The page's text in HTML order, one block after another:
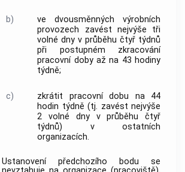
b)
ve dvousměnných výrobních
provozech zavést nejvýše tři
volné dny v průběhu čtyř týdnů
při postupném zkracování
pracovní doby až na 43 hodiny
týdně;
c)
zkrátit pracovní dobu na 44
hodin týdně (tj. zavést nejvýše
2 volné dny v průběhu čtyř
týdnů) v ostatních
organizacích.
Ustanovení předchozího bodu se